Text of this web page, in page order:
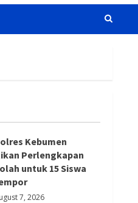
Kebumen
Perlengkapan
untuk 15 Siswa
7, 2026